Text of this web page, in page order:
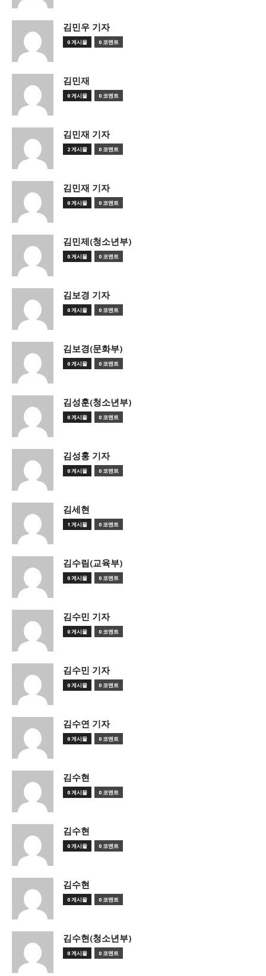
김민우 기자
0 게시물 0 코멘트
김민재
0 게시물 0 코멘트
김민재 기자
2 게시물 0 코멘트
김민재 기자
0 게시물 0 코멘트
김민제(청소년부)
0 게시물 0 코멘트
김보경 기자
0 게시물 0 코멘트
김보경(문화부)
0 게시물 0 코멘트
김성훈(청소년부)
0 게시물 0 코멘트
김성훙 기자
0 게시물 0 코멘트
김세현
1 게시물 0 코멘트
김수림(교육부)
0 게시물 0 코멘트
김수민 기자
0 게시물 0 코멘트
김수민 기자
0 게시물 0 코멘트
김수연 기자
0 게시물 0 코멘트
김수현
0 게시물 0 코멘트
김수현
0 게시물 0 코멘트
김수현
0 게시물 0 코멘트
김수현(청소년부)
0 게시물 0 코멘트